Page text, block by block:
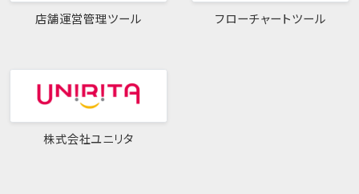
店舗運営管理ツール フローチャートツール
株式会社ユニリタ